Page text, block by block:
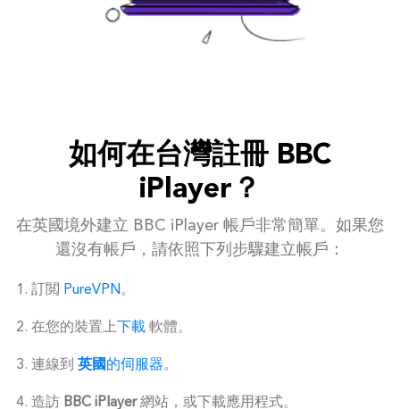
如何在台灣註冊 BBC
iPlayer？
在英國境外建立 BBC iPlayer 帳戶非常簡單。如果您
還沒有帳戶，請依照下列步驟建立帳戶：
訂閲 PureVPN。
在您的裝置上 下載 軟體。
連線到 英國的伺服器。
造訪 BBC iPlayer網站，或下載應用程式。